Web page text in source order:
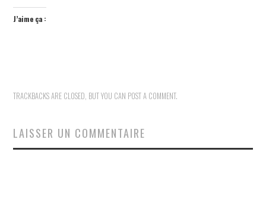
J’aime ça :
TRACKBACKS ARE CLOSED, BUT YOU CAN POST A COMMENT.
LAISSER UN COMMENTAIRE